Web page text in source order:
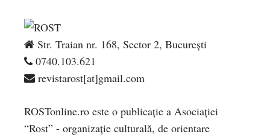
Str. Traian nr. 168, Sector 2, București
0740.103.621
revistarost[at]gmail.com
ROSTonline.ro este o publicaţie a Asociaţiei
“Rost” - organizaţie culturală, de orientare